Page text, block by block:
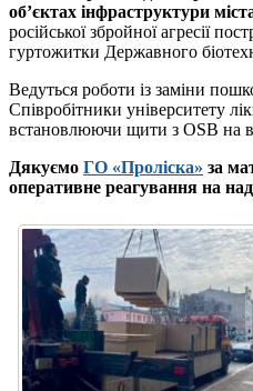
об’єктах інфраструктури
російської збройної агресії
гуртожитки Державного
Ведуться роботи із заміни
Співробітники університету
встановлюючи щити з OSB на
Дякуємо ГО «Проліска» за
оперативне реагування на